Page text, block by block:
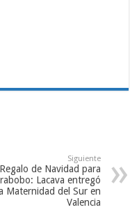
Siguiente
Regalo de Navidad para
Lacava entregó
Maternidad del Sur en
Valencia